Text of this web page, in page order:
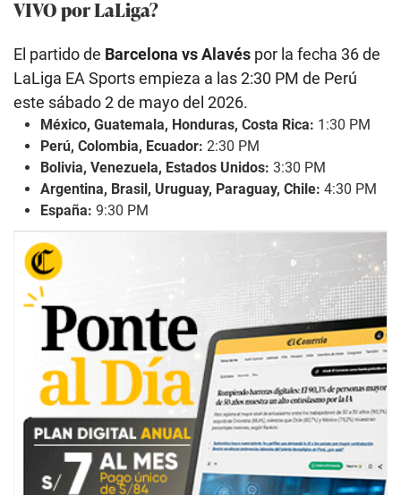
VIVO por LaLiga?
El partido de Barcelona vs Alavés por la fecha 36 de
LaLiga EA Sports empieza a las 2:30 PM de Perú
este sábado 2 de mayo del 2026.
México, Guatemala, Honduras, Costa Rica: 1:30 PM
Perú, Colombia, Ecuador: 2:30 PM
Bolivia, Venezuela, Estados Unidos: 3:30 PM
Argentina, Brasil, Uruguay, Paraguay, Chile: 4:30 PM
España: 9:30 PM